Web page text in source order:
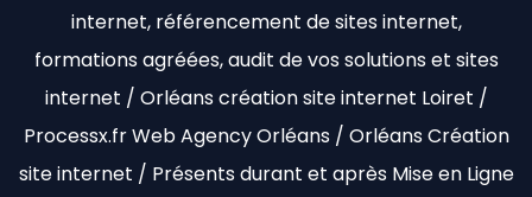
internet, référencement de sites internet,
formations agréées, audit de vos solutions et sites
internet / Orléans création site internet Loiret /
Processx.fr Web Agency Orléans / Orléans Création
site internet / Présents durant et après Mise en Ligne